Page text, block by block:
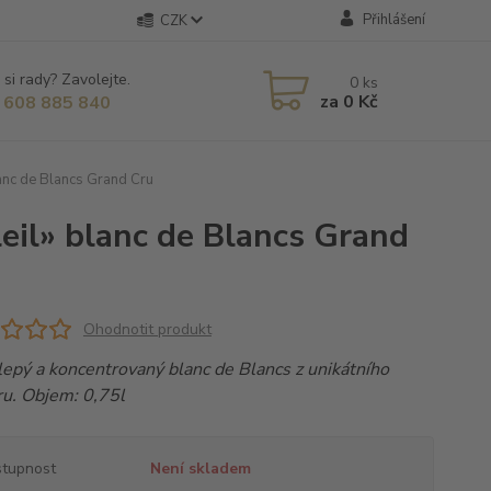
CZK Přihlášení
rady? Zavolejte.
885 840
0 ks
za 0 Kč
de Blancs Grand Cru
blanc de Blancs Grand
Ohodnotit produkt
a koncentrovaný blanc de Blancs z unikátního
Objem: 0,75l
Není skladem